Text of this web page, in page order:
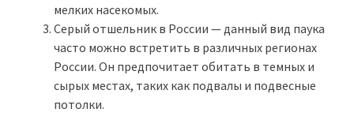
мелких насекомых.
Серый отшельник в России — данный вид паука
часто можно встретить в различных регионах
России. Он предпочитает обитать в темных и
сырых местах, таких как подвалы и подвесные
потолки.